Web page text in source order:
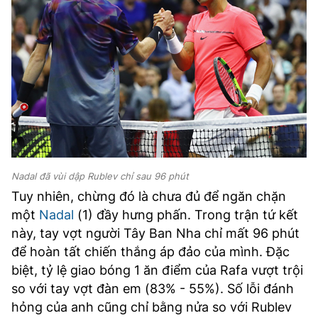
Nadal đã vùi dập Rublev chỉ sau 96 phút
Tuy nhiên, chừng đó là chưa đủ để ngăn chặn
một Nadal (1) đầy hưng phấn. Trong trận tứ kết
này, tay vợt người Tây Ban Nha chỉ mất 96 phút
để hoàn tất chiến thắng áp đảo của mình. Đặc
biệt, tỷ lệ giao bóng 1 ăn điểm của Rafa vượt trội
so với tay vợt đàn em (83% - 55%). Số lỗi đánh
hỏng của anh cũng chỉ bằng nửa so với Rublev